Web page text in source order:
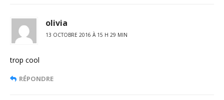
olivia
13 OCTOBRE 2016 À 15 H 29 MIN
trop cool
RÉPONDRE